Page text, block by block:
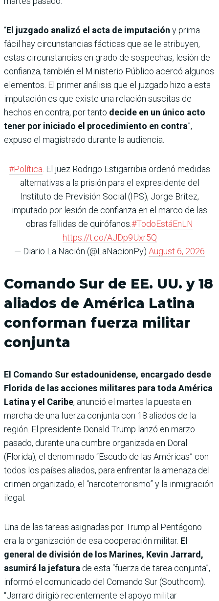
“El juzgado analizó el acta de imputación y prima
fácil hay circunstancias fácticas que se le atribuyen,
estas circunstancias en grado de sospechas, lesión de
confianza, también el Ministerio Público acercó algunos
elementos. El primer análisis que el juzgado hizo a esta
imputación es que existe una relación suscitas de
hechos en contra, por tanto decide en un único acto
tener por iniciado el procedimiento en contra”,
expuso el magistrado durante la audiencia.
#Política . El juez Rodrigo Estigarribia ordenó medidas
alternativas a la prisión para el expresidente del
Instituto de Previsión Social (IPS), Jorge Brítez,
imputado por lesión de confianza en el marco de las
obras fallidas de quirófanos.#TodoEstáEnLN
https://t.co/AJDp9Uxr5Q
— Diario La Nación (@LaNacionPy) August 6, 2026
Comando Sur de EE. UU. y 18
aliados de América Latina
conforman fuerza militar
conjunta
El Comando Sur estadounidense, encargado desde
Florida de las acciones militares para toda América
Latina y el Caribe, anunció el martes la puesta en
marcha de una fuerza conjunta con 18 aliados de la
región. El presidente Donald Trump lanzó en marzo
pasado, durante una cumbre organizada en Doral
(Florida), el denominado “Escudo de las Américas” con
todos los países aliados, para enfrentar la amenaza del
crimen organizado, el “narcoterrorismo” y la inmigración
ilegal.
Una de las tareas asignadas por Trump al Pentágono
era la organización de esa cooperación militar. El
general de división de los Marines, Kevin Jarrard,
asumirá la jefatura de esta “fuerza de tarea conjunta”,
informó el comunicado del Comando Sur (Southcom).
“Jarrard dirigió recientemente el apoyo militar